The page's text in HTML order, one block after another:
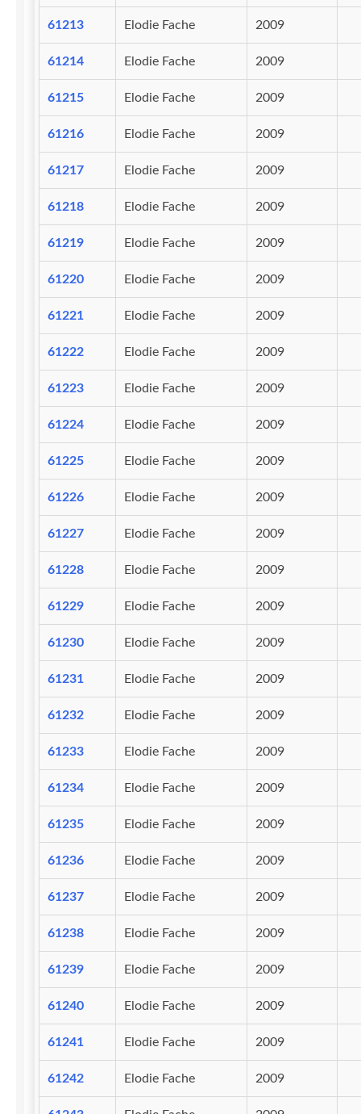
61213 Elodie Fache 2009
61214 Elodie Fache 2009
61215 Elodie Fache 2009
61216 Elodie Fache 2009
61217 Elodie Fache 2009
61218 Elodie Fache 2009
61219 Elodie Fache 2009
61220 Elodie Fache 2009
61221 Elodie Fache 2009
61222 Elodie Fache 2009
61223 Elodie Fache 2009
61224 Elodie Fache 2009
61225 Elodie Fache 2009
61226 Elodie Fache 2009
61227 Elodie Fache 2009
61228 Elodie Fache 2009
61229 Elodie Fache 2009
61230 Elodie Fache 2009
61231 Elodie Fache 2009
61232 Elodie Fache 2009
61233 Elodie Fache 2009
61234 Elodie Fache 2009
61235 Elodie Fache 2009
61236 Elodie Fache 2009
61237 Elodie Fache 2009
61238 Elodie Fache 2009
61239 Elodie Fache 2009
61240 Elodie Fache 2009
61241 Elodie Fache 2009
61242 Elodie Fache 2009